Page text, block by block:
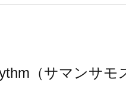
（サマンサ